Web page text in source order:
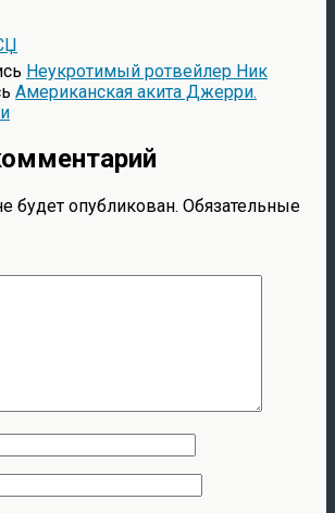
Неукротимый ротвейлер Ник
Американская акита Джерри.
будет опубликован. Обязательные